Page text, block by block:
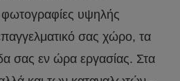
φωτογραφίες υψηλής
σας χώρο, τα
σας εν ώρα εργασίας. Στα